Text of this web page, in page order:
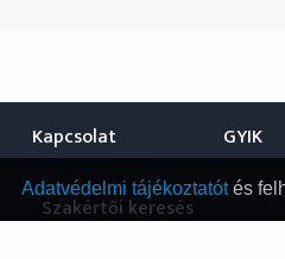
Kapcsolat GYIK
Szakértői keresés
Adatvédelmi tájékoztatótés